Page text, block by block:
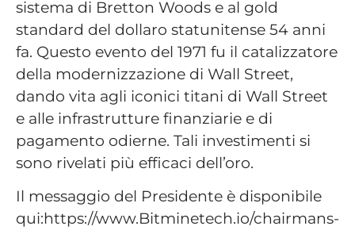
sistema di Bretton Woods e al gold
standard del dollaro statunitense 54 anni
fa. Questo evento del 1971 fu il catalizzatore
della modernizzazione di Wall Street,
dando vita agli iconici titani di Wall Street
e alle infrastrutture finanziarie e di
pagamento odierne. Tali investimenti si
sono rivelati più efficaci dell’oro.
Il messaggio del Presidente è disponibile
qui:https://www.Bitminetech.io/chairmans-